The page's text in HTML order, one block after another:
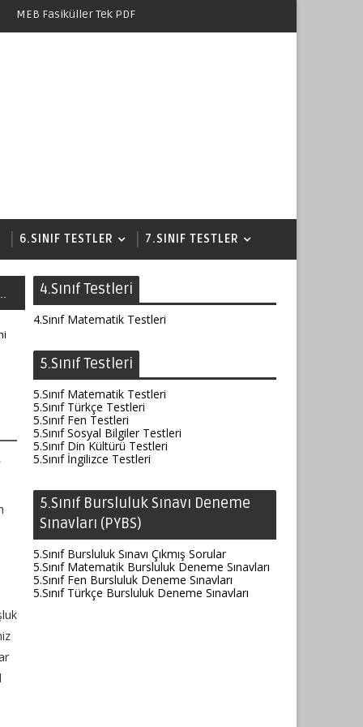
MEB Fasiküller Tek PDF
6.SINIF TESTLER 7.SINIF TESTLER
4.Sınıf Testleri
4.Sınıf Matematik Testleri
5.Sınıf Testleri
5.Sınıf Matematik Testleri
5.Sınıf Türkçe Testleri
5.Sınıf Fen Testleri
5.Sınıf Sosyal Bilgiler Testleri
5.Sınıf Din Kültürü Testleri
5.Sınıf İngilizce Testleri
5.Sınıf Bursluluk Sınavı Deneme
Sınavları (PYBS)
5.Sınıf Bursluluk Sınavı Çıkmış Sorular
5.Sınıf Matematik Bursluluk Deneme Sınavları
5.Sınıf Fen Bursluluk Deneme Sınavları
5.Sınıf Türkçe Bursluluk Deneme Sınavları